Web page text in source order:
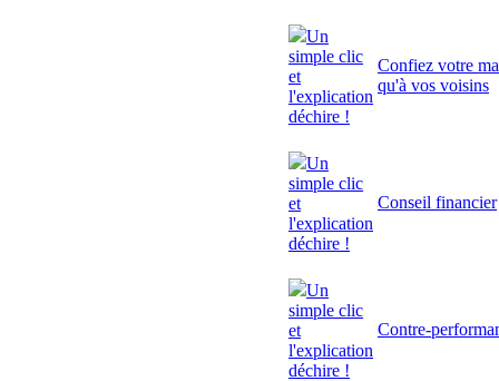
Un
simple clic
et
l'explication
déchire !
Confiez votre
qu'à vos voisins
Un
simple clic
et
l'explication
déchire !
Conseil financier
Un
simple clic
et
l'explication
déchire !
Contre-